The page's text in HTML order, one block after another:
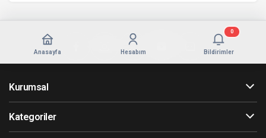
Anasayfa Hesabım Bildirimler
0
Kurumsal
Kategoriler